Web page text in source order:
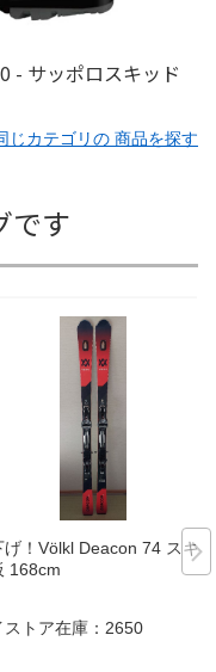
じカテゴリの 商品を探す
です
げ！Völkl Deacon 74 スキ
168cm
ストア在庫： 2650